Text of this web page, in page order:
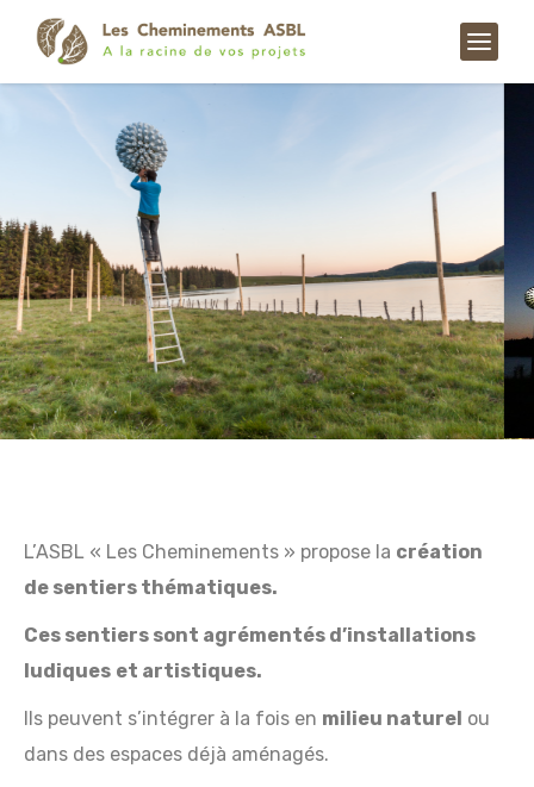
L’ASBL « Les Cheminements » propose la création
de sentiers thématiques.
Ces sentiers sont agrémentés d’installations
ludiques et artistiques.
Ils peuvent s’intégrer à la fois en milieu naturel ou
dans des espaces déjà aménagés.